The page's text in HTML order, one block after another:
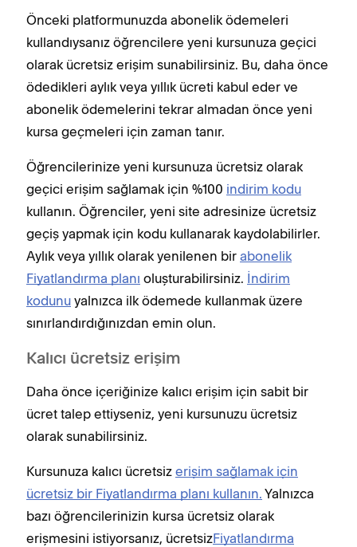
Önceki platformunuzda abonelik ödemeleri
kullandıysanız öğrencilere yeni kursunuza geçici
olarak ücretsiz erişim sunabilirsiniz. Bu, daha önce
ödedikleri aylık veya yıllık ücreti kabul eder ve
abonelik ödemelerini tekrar almadan önce yeni
kursa geçmeleri için zaman tanır.
Öğrencilerinize yeni kursunuza ücretsiz olarak
geçici erişim sağlamak için %100 indirim kodu
kullanın. Öğrenciler, yeni site adresinize ücretsiz
geçiş yapmak için kodu kullanarak kaydolabilirler.
Aylık veya yıllık olarak yenilenen bir abonelik
Fiyatlandırma planı oluşturabilirsiniz. İndirim
kodunu yalnızca ilk ödemede kullanmak üzere
sınırlandırdığınızdan emin olun.
Kalıcı ücretsiz erişim
Daha önce içeriğinize kalıcı erişim için sabit bir
ücret talep ettiyseniz, yeni kursunuzu ücretsiz
olarak sunabilirsiniz.
Kursunuza kalıcı ücretsiz erişim sağlamak için
ücretsiz bir Fiyatlandırma planı kullanın. Yalnızca
bazı öğrencilerinizin kursa ücretsiz olarak
erişmesini istiyorsanız, ücretsizFiyatlandırma